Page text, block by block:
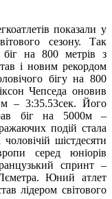
показали у
сезону. Так
на 800 метрів з
і новим рекордом
бігу на 800
Чепседа оновив
м – 3:35.53сек. Його
біг на 5000м –
подій стала
шістдесяти
серед юніорів
спринт –
Юний атлет
лідером світового